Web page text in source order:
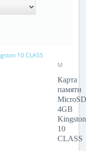
Модель:
4GB
Kingston
10
CLASS
Карта
памяти
MicroSD
4GB
Kingston
10
CLASS